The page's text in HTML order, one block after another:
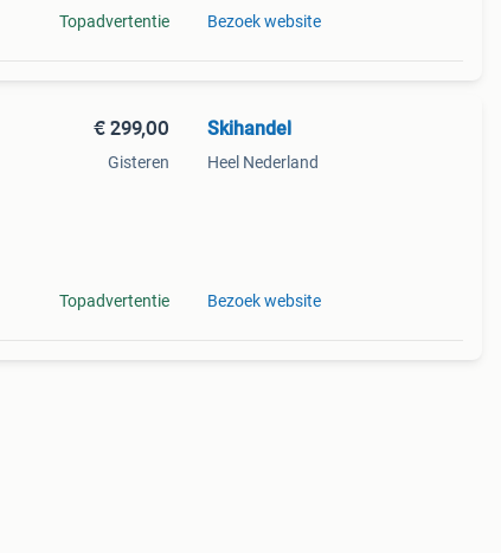
Topadvertentie Bezoek website
€ 299,00
Gisteren
Topadvertentie
Skihandel
Heel Nederland
Bezoek website